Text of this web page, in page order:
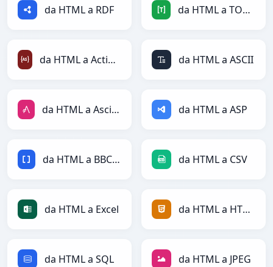
da HTML a RDF da HTML a TOML
da HTML a ActionScript da HTML a ASCII
da HTML a AsciiDoc da HTML a ASP
da HTML a BBCode da HTML a CSV
da HTML a Excel da HTML a HTML
da HTML a SQL da HTML a JPEG